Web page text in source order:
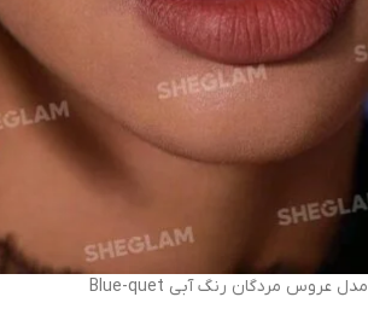
مدل عروس مردگان رنگ آبی Blue-quet